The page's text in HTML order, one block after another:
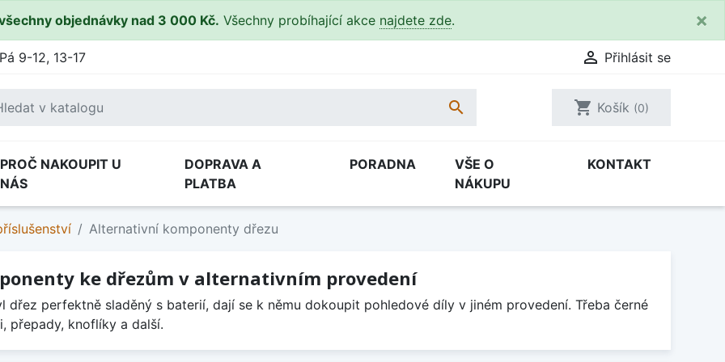
objednávky nad 3 000 Kč. Všechny probíhající akce najdete zde. ×
9-12, 13-17  Přihlásit se
 shopping_cart Košík (0)
PROČ NAKOUPIT U
NÁS
DOPRAVA A
PLATBA
PORADNA
VŠE O
NÁKUPU
KONTAKT
Alternativní komponenty dřezu
ke dřezům v alternativním provedení
dřez perfektně sladěný s baterií, dají se k němu dokoupit pohledové díly v jiném provedení. Třeba černé
přepady, knoflíky a další.